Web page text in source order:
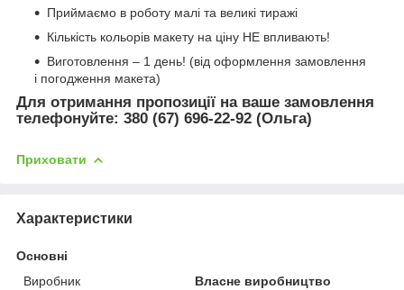
Приймаємо в роботу малі та великі тиражі
Кількість кольорів макету на ціну НЕ впливають!
Виготовлення – 1 день! (від оформлення замовлення
і погодження макета)
Для отримання пропозиції на ваше замовлення
телефонуйте: 380 (67) 696-22-92 (Ольга)
Приховати
Характеристики
Основні
Виробник
Власне виробництво